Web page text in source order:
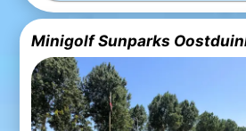
Minigolf Sunparks